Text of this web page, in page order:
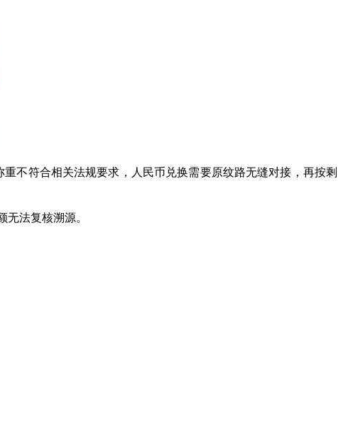
不符合相关法规要求，人民币兑换需要原纹路无缝对接，再按剩
法复核溯源。